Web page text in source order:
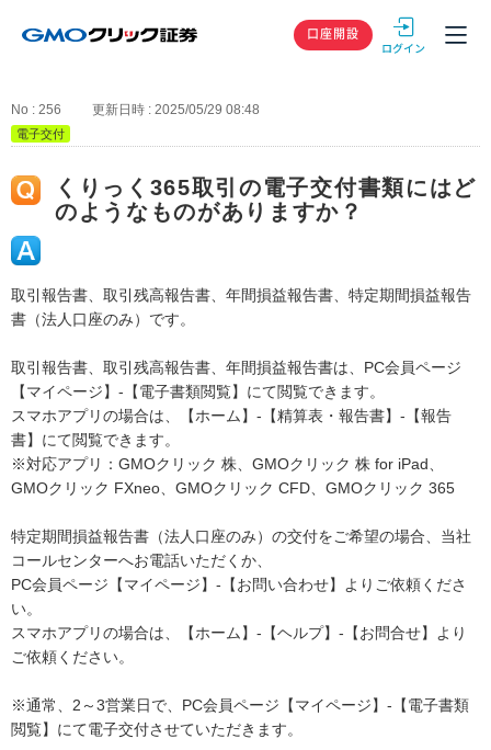
GMOクリック
口座開設
No : 256 更新日時 : 2025/05/29 08:48
電子交付
くりっく365取引の電子交付書類にはど
のようなものがありますか？
取引報告書、取引残高報告書、年間損益報告書、特定期間損益報告
書（法人口座のみ）です。
取引報告書、取引残高報告書、年間損益報告書は、PC会員ページ
【マイページ】-【電子書類閲覧】にて閲覧できます。
スマホアプリの場合は、【ホーム】-【精算表・報告書】-【報告
書】にて閲覧できます。
※対応アプリ：GMOクリック 株、GMOクリック 株 for iPad、
GMOクリック FXneo、GMOクリック CFD、GMOクリック 365
特定期間損益報告書（法人口座のみ）の交付をご希望の場合、当社
コールセンターへお電話いただくか、
PC会員ページ【マイページ】-【お問い合わせ】よりご依頼くださ
い。
スマホアプリの場合は、【ホーム】-【ヘルプ】-【お問合せ】より
ご依頼ください。
※通常、2～3営業日で、PC会員ページ【マイページ】-【電子書類
閲覧】にて電子交付させていただきます。